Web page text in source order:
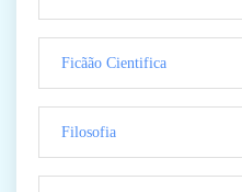
Ficãão Cientifica
Filosofia